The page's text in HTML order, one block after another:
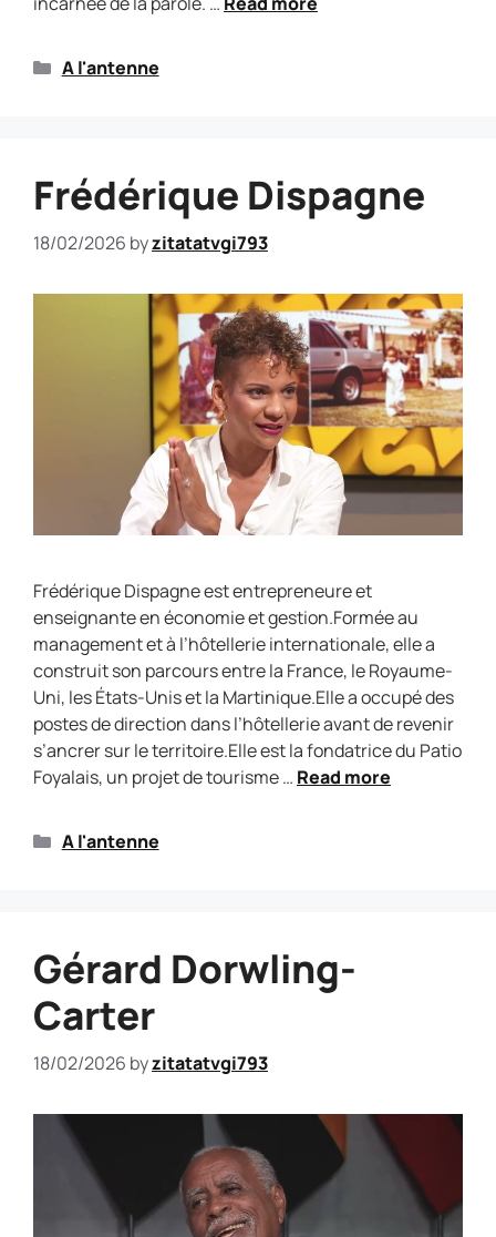
A l'antenne
Frédérique Dispagne
18/02/2026 byzitatatvgi793
Frédérique Dispagne est entrepreneure et
enseignante en économie et gestion.Formée au
management et à l’hôtellerie internationale, elle a
construit son parcours entre la France, le Royaume-
Uni, les États-Unis et la Martinique.Elle a occupé des
postes de direction dans l’hôtellerie avant de revenir
s’ancrer sur le territoire.Elle est la fondatrice du Patio
Foyalais, un projet de tourisme … Read more
A l'antenne
Gérard Dorwling-
Carter
18/02/2026 byzitatatvgi793